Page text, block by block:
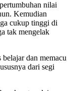
nilai
Kemudian
cukup tinggi di
tak mengelak
dan memacu
dari segi